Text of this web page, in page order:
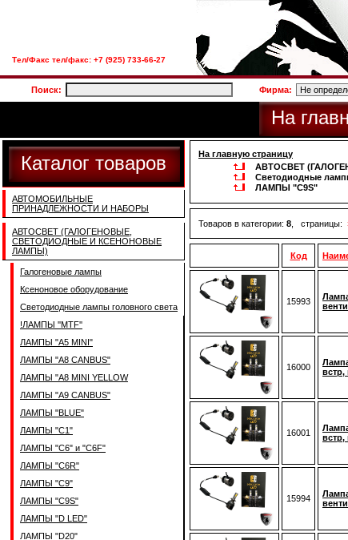
Тел/Факс тел/факс: +7 (925) 733-66-27
Поиск: Фирма:
На
Каталог товаров
АВТОМОБИЛЬНЫЕ
ПРИНАДЛЕЖНОСТИ И НАБОРЫ
АВТОСВЕТ (ГАЛОГЕНОВЫЕ,
СВЕТОДИОДНЫЕ И КСЕНОНОВЫЕ
ЛАМПЫ)
Галогеновые лампы
Ксеноновое оборудование
Светодиодные лампы головного света
!ЛАМПЫ ''MTF''
ЛАМПЫ "A5 MINI"
ЛАМПЫ "A8 CANBUS"
ЛАМПЫ "A8 MINI YELLOW
ЛАМПЫ "A9 CANBUS"
ЛАМПЫ "BLUE"
ЛАМПЫ "C1"
ЛАМПЫ "C6" и "C6F"
ЛАМПЫ "C6R"
ЛАМПЫ "C9"
ЛАМПЫ "C9S"
ЛАМПЫ "D LED"
ЛАМПЫ "D20"
На главную страницу
АВТОСВЕТ
Светодиодные
ЛАМПЫ "C9S"
Товаров в категории: 8 , страницы:
Код
15993
16000
встр,
16001
встр,
15994